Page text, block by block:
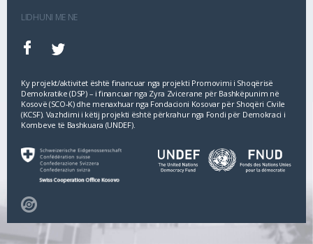
LIDHUNI ME NE
Ky projekt/aktivitet është financuar nga projekti Promovimi i Shoqërisë
Demokratike (DSP) – i financuar nga Zyra Zvicerane për Bashkëpunim në
Kosovë (SCO‐K) dhe menaxhuar nga Fondacioni Kosovar për Shoqëri Civile
(KCSF). Vazhdimi i këtij projekti është përkrahur nga Fondi për Demokraci i
Kombeve të Bashkuara (UNDEF).